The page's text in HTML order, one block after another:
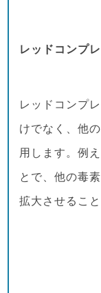
レッドコンプ
レッドコンプ
けでなく、他
用します。例
とで、他の毒
拡大させるこ